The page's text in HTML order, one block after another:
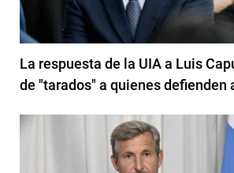
La respuesta de la UIA a Luis
de "tarados" a quienes defienden